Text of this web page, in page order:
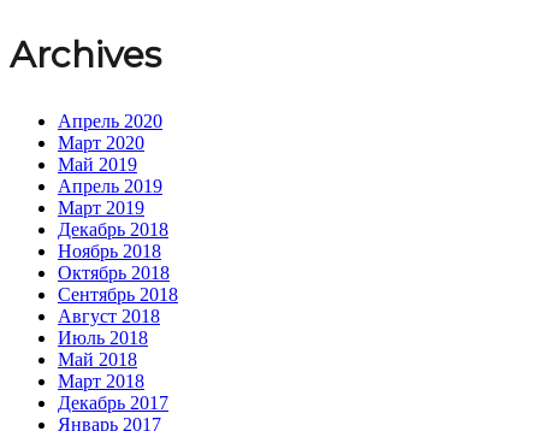
Archives
Апрель 2020
Март 2020
Май 2019
Апрель 2019
Март 2019
Декабрь 2018
Ноябрь 2018
Октябрь 2018
Сентябрь 2018
Август 2018
Июль 2018
Май 2018
Март 2018
Декабрь 2017
Январь 2017